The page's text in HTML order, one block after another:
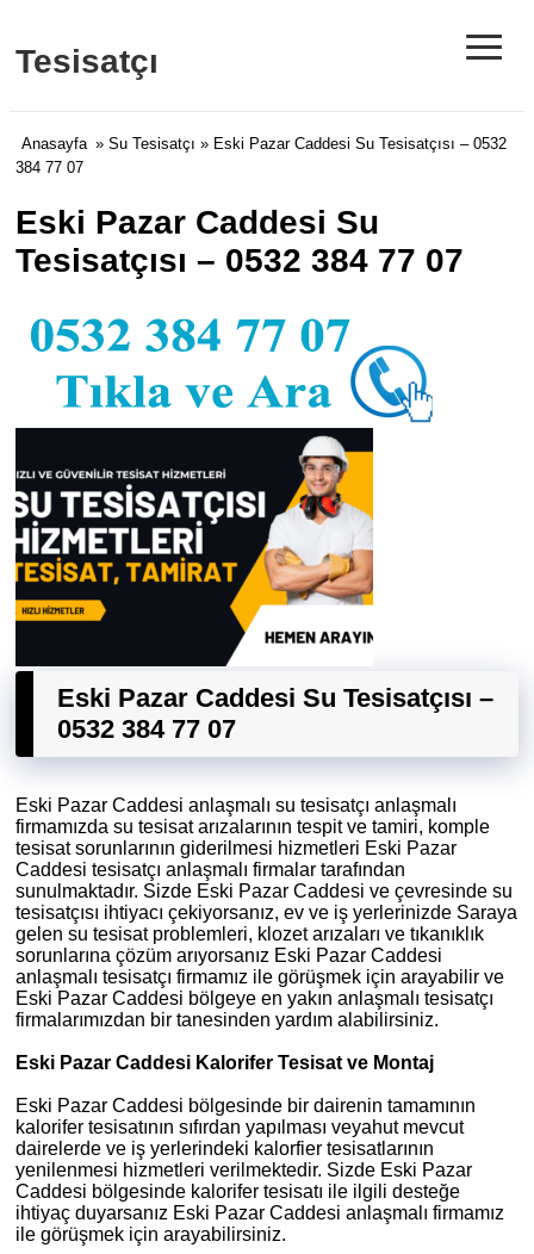
Tesisatçı ≡
Anasayfa » Su Tesisatçı » Eski Pazar Caddesi Su Tesisatçısı – 0532
384 77 07
Eski Pazar Caddesi Su
Tesisatçısı – 0532 384 77 07
Eski Pazar Caddesi Su Tesisatçısı –
0532 384 77 07
Eski Pazar Caddesi anlaşmalı su tesisatçı anlaşmalı
firmamızda su tesisat arızalarının tespit ve tamiri, komple
tesisat sorunlarının giderilmesi hizmetleri Eski Pazar
Caddesi tesisatçı anlaşmalı firmalar tarafından
sunulmaktadır. Sizde Eski Pazar Caddesi ve çevresinde su
tesisatçısı ihtiyacı çekiyorsanız, ev ve iş yerlerinizde Saraya
gelen su tesisat problemleri, klozet arızaları ve tıkanıklık
sorunlarına çözüm arıyorsanız Eski Pazar Caddesi
anlaşmalı tesisatçı firmamız ile görüşmek için arayabilir ve
Eski Pazar Caddesi bölgeye en yakın anlaşmalı tesisatçı
firmalarımızdan bir tanesinden yardım alabilirsiniz.
Eski Pazar Caddesi Kalorifer Tesisat ve Montaj
Eski Pazar Caddesi bölgesinde bir dairenin tamamının
kalorifer tesisatının sıfırdan yapılması veyahut mevcut
dairelerde ve iş yerlerindeki kalorfier tesisatlarının
yenilenmesi hizmetleri verilmektedir. Sizde Eski Pazar
Caddesi bölgesinde kalorifer tesisatı ile ilgili desteğe
ihtiyaç duyarsanız Eski Pazar Caddesi anlaşmalı firmamız
ile görüşmek için arayabilirsiniz.